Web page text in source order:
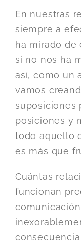
En nuestras
siempre a
ha mirado de
si no nos ha
así, como un
vamos
suposiciones
posiciones y
todo aquello
es más que
Cuántas
funcionan